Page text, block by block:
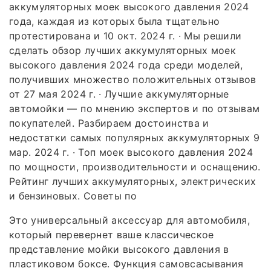
аккумуляторных моек высокого давления 2024
года, каждая из которых была тщательно
протестирована и 10 окт. 2024 г. · Мы решили
сделать обзор лучших аккумуляторных моек
высокого давления 2024 года среди моделей,
получивших множество положительных отзывов
от 27 мая 2024 г. · Лучшие аккумуляторные
автомойки — по мнению экспертов и по отзывам
покупателей. Разбираем достоинства и
недостатки самых популярных аккумуляторных 9
мар. 2024 г. · Топ моек высокого давления 2024
по мощности, производительности и оснащению.
Рейтинг лучших аккумуляторных, электрических
и бензиновых. Советы по
Это универсальный аксессуар для автомобиля,
который перевернет ваше классическое
представление мойки высокого давления в
пластиковом боксе. Функция самовсасывания